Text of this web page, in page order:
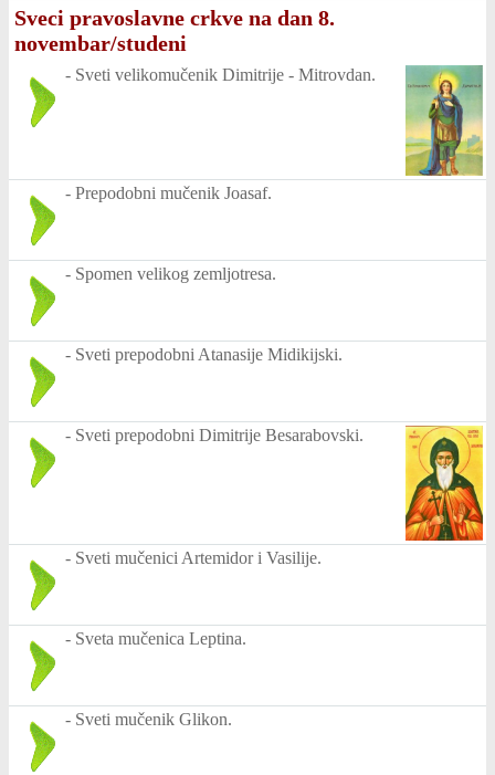
Sveci pravoslavne crkve na dan 8.
novembar/studeni
- Sveti velikomučenik Dimitrije - Mitrovdan.
- Prepodobni mučenik Joasaf.
- Spomen velikog zemljotresa.
- Sveti prepodobni Atanasije Midikijski.
- Sveti prepodobni Dimitrije Besarabovski.
- Sveti mučenici Artemidor i Vasilije.
- Sveta mučenica Leptina.
- Sveti mučenik Glikon.